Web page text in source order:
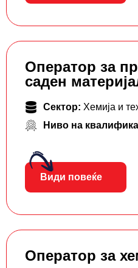
Оператор за
саден
Сектор: Хемија и
Ниво на
Види повеќе
Оператор за